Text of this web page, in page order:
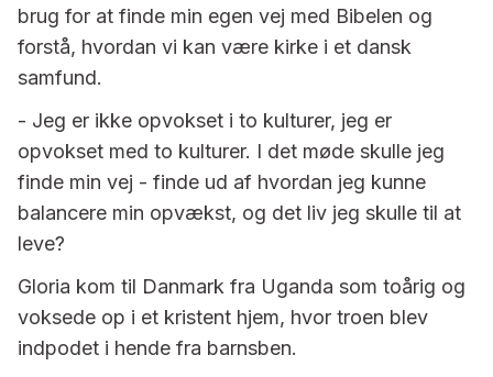
brug for at finde min egen vej med Bibelen og
forstå, hvordan vi kan være kirke i et dansk
samfund.
- Jeg er ikke opvokset i to kulturer, jeg er
opvokset med to kulturer. I det møde skulle jeg
finde min vej - finde ud af hvordan jeg kunne
balancere min opvækst, og det liv jeg skulle til at
leve?
Gloria kom til Danmark fra Uganda som toårig og
voksede op i et kristent hjem, hvor troen blev
indpodet i hende fra barnsben.